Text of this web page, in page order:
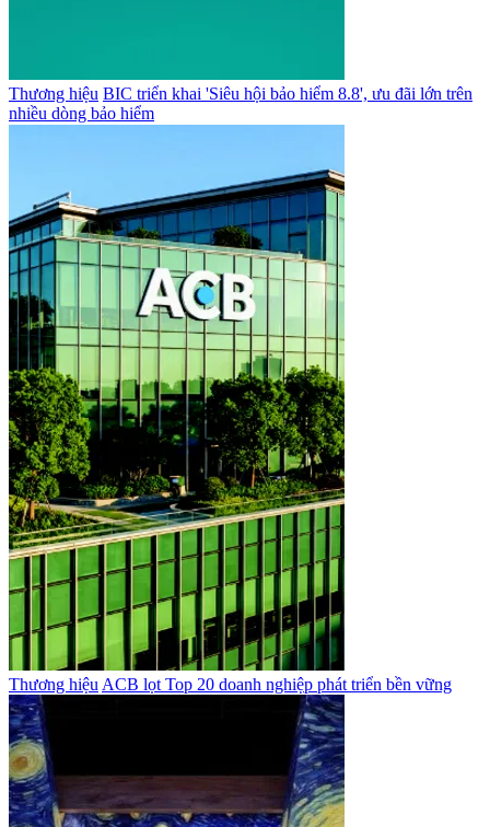
Thương hiệu BIC triển khai 'Siêu hội bảo hiểm 8.8', ưu đãi lớn trên
nhiều dòng bảo hiểm
Thương hiệu ACB lọt Top 20 doanh nghiệp phát triển bền vững